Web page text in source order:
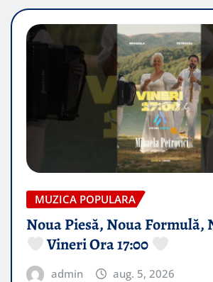
MUZICA POPULARA
Noua Piesă, Noua Formulă,
Vineri Ora 17:00
admin aug. 5, 2026